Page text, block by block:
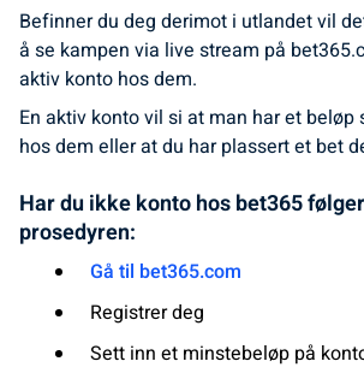
Befinner du deg derimot i utlandet vil
å se kampen via live stream på
aktiv konto hos dem.
En aktiv konto vil si at man har et beløp
hos dem eller at du har plassert et bet
Har du ikke konto hos bet365
prosedyren:
Gå til bet365.com
Registrer deg
Sett inn et minstebeløp på